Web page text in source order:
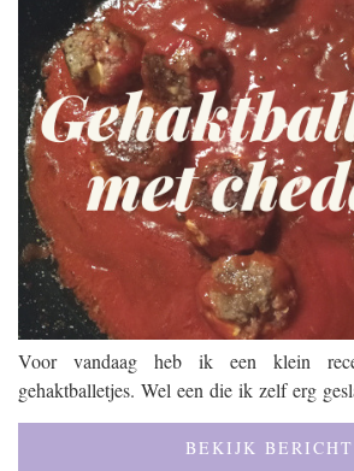
Voor vandaag heb ik een klein
gehaktballetjes. Wel een die ik zelf erg
BEKIJK BERICHT